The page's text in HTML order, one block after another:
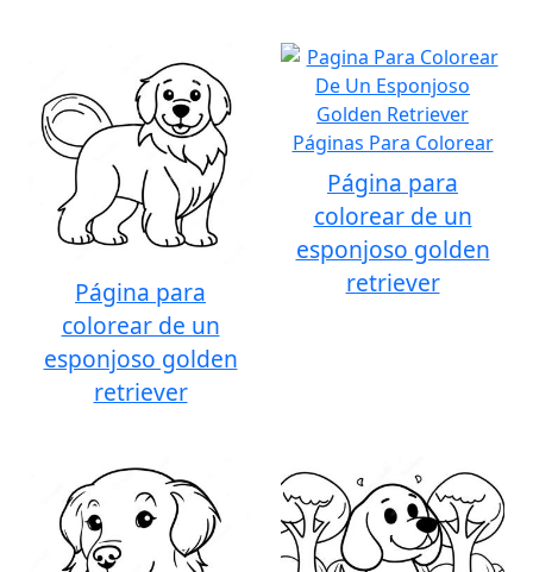
Página para
colorear de un
esponjoso golden
retriever
Página para
colorear de un
esponjoso golden
retriever